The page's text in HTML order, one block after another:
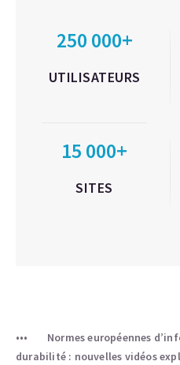
250 000+
UTILISATEURS
15 000+
SITES
Normes européennes
durabilité : nouvelles vidéos